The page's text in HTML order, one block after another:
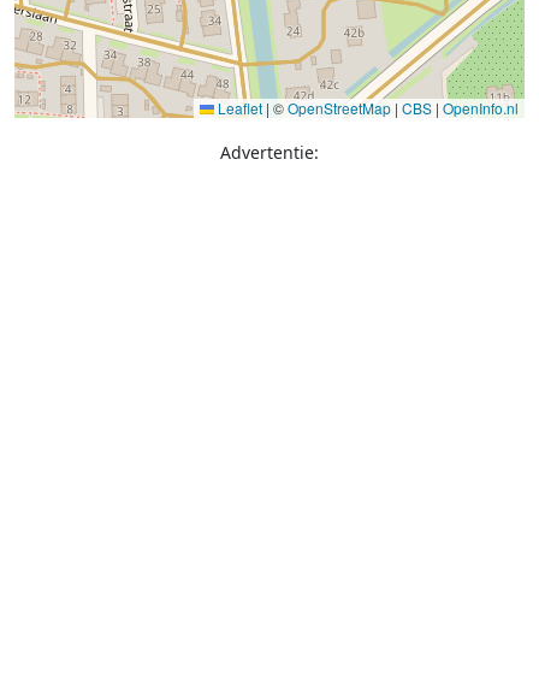
Leaflet | ©OpenStreetMap | CBS | OpenInfo.nl
Advertentie: